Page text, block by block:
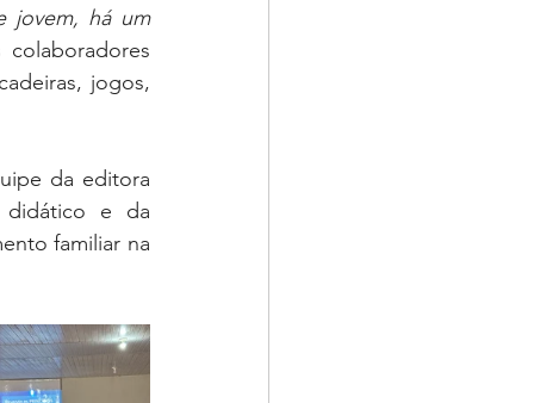
jovem, há um
jogos,
da editora
didático e da
familiar na